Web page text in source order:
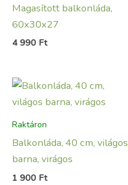
Magasított balkonláda,
60x30x27
4 990 Ft
Raktáron
Balkonláda, 40 cm, világos
barna, virágos
1 900 Ft